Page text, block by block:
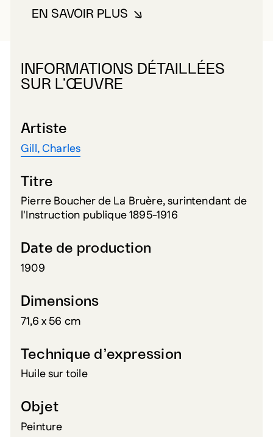
EN SAVOIR PLUSÀ PROPOS DE GILL, CHARLES
INFORMATIONS DÉTAILLÉES
SUR L’ŒUVRE
Artiste
Gill, Charles
Titre
Pierre Boucher de La Bruère, surintendant de
l'Instruction publique 1895-1916
Date de production
1909
Dimensions
71,6 x 56 cm
Technique d’expression
Huile sur toile
Objet
Peinture